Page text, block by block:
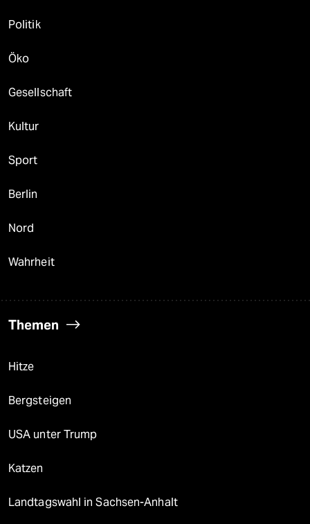
Politik
Öko
Gesellschaft
Kultur
Sport
Berlin
Nord
Wahrheit
Themen
Hitze
Bergsteigen
USA unter Trump
Katzen
Landtagswahl in Sachsen-Anhalt